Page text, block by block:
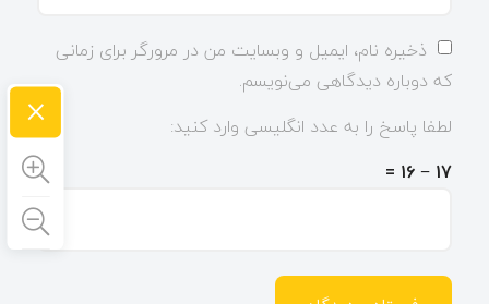
ذخیره نام، ایمیل و وبسایت من در مرورگر برای زمانی
که دوباره دیدگاهی می‌نویسم.
لطفا پاسخ را به عدد انگلیسی وارد کنید:
17 − 16 =
×